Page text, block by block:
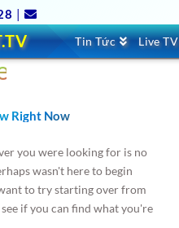
|
Tin Tức Live TV
Right Now
you were looking for is no
wasn't here to begin
to try starting over from
if you can find what you're